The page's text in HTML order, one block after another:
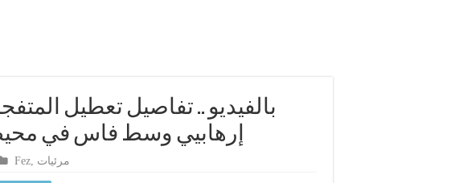
بالفيديو .. تفاصيل تعطيل
إرهابيي وسط فاس في محيط
Fez, مرئيات